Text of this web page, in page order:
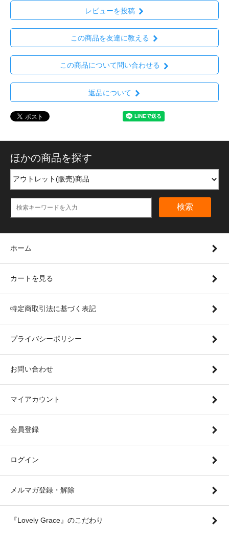
レビューを投稿
この商品を友達に教える
この商品について問い合わせる
返品について
ほかの商品を探す
検索
ホーム
カートを見る
特定商取引法に基づく表記
プライバシーポリシー
お問い合わせ
マイアカウント
会員登録
ログイン
メルマガ登録・解除
『Lovely Grace』のこだわり